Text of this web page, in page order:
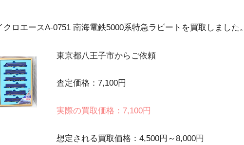
クロエースA-0751 南海電鉄5000系特急ラピートを買取しました。
東京都八王子市からご依頼
査定価格：7,100円
実際の買取価格：7,100円
想定される買取価格：4,500円～8,000円